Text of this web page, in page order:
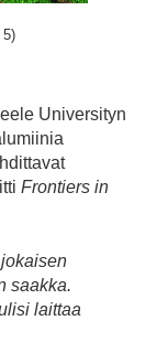
5)
Universityn
Frontiers in
saakka.
laittaa